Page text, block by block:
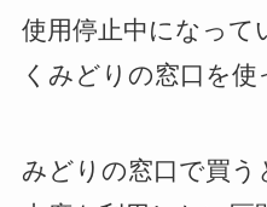
使用停止中になって
くみどりの窓口を使
みどりの窓口で買う